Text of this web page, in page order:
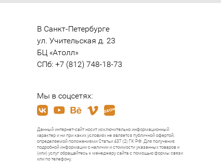
В Санкт-Петербурге
ул. Учительская д. 23
БЦ «Атолл»
СПб: +7 (812) 748-18-73
Мы в соцсетях:
Данный интернет-сайт носит исключительно информационный
характер и ни при каких условиях не является публичной офертой,
определяемой положениями Статьи 437 (2) ГК РФ. Для получения
подробной информации о наличии и стоимости указанных товаров и
(или) услуг обращайтесь к менеджеру сайта с помощью формы связи
или по телефону.